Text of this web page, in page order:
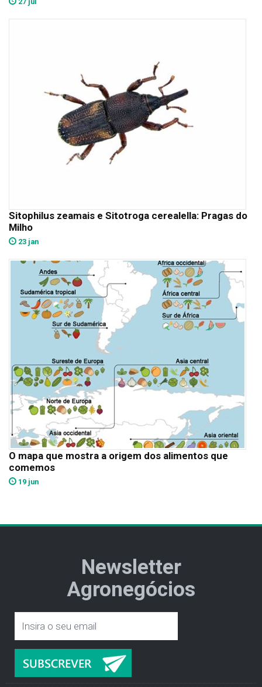
Sitophilus zeamais e Sitotroga cerealella: Pragas do
Milho
23 jan
O mapa que mostra a origem dos alimentos que
comemos
19 jun
Newsletter
Agronegócios